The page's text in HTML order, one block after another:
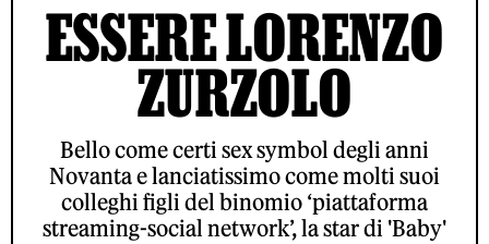
ESSERE LORENZO
ZURZOLO
Bello come certi sex symbol degli anni
Novanta e lanciatissimo come molti suoi
colleghi figli del binomio ‘piattaforma
streaming-social network’, la star di 'Baby'